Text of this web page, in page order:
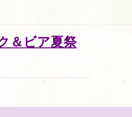
＆ビア夏祭